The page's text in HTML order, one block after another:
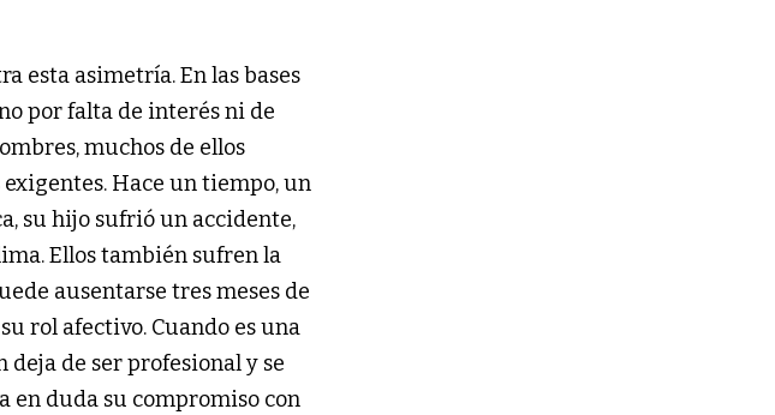
esta asimetría. En las bases
por falta de interés ni de
muchos de ellos
Hace un tiempo, un
su hijo sufrió un accidente,
Ellos también sufren la
ausentarse tres meses de
rol afectivo. Cuando es una
deja de ser profesional y se
en duda su compromiso con